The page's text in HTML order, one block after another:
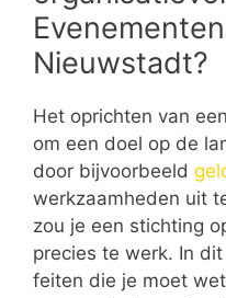
Nieuwstadt?
Het oprichten van
om een doel op de
door bijvoorbeeld
werkzaamheden uit
zou je een stichting
precies te werk. In
feiten die je moet